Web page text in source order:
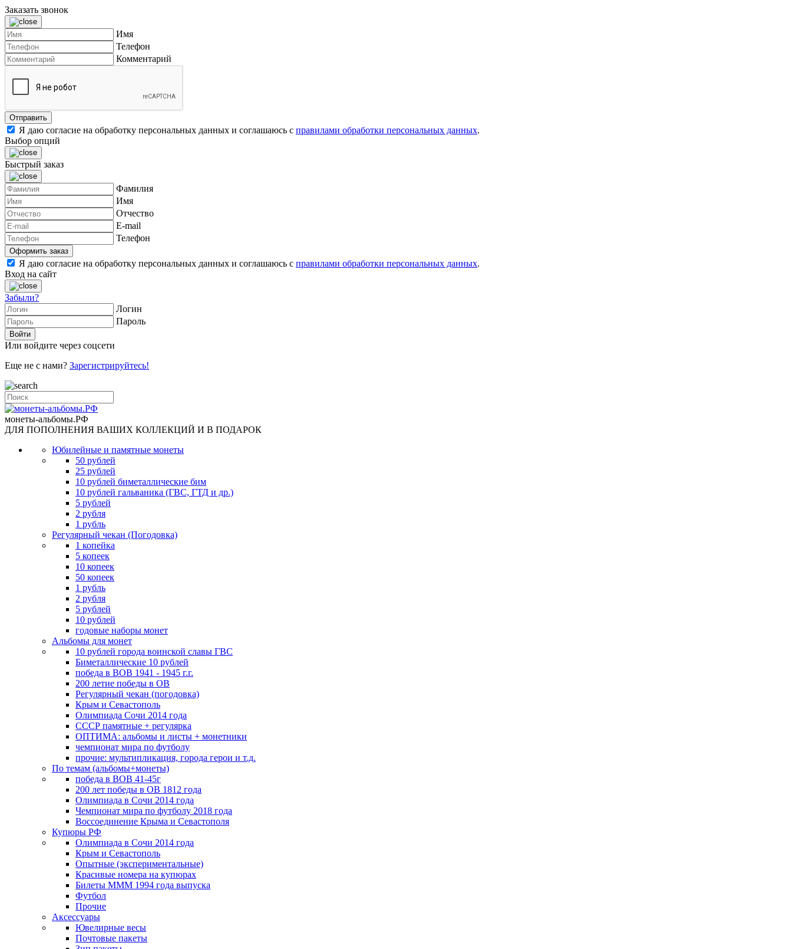
Заказать звонок
Имя
Телефон
Комментарий
Я даю согласие на обработку персональных данных и соглашаюсь с правилами обработки персональных данных.
Выбор опций
Быстрый заказ
Фамилия
Имя
Отчество
E-mail
Телефон
Я даю согласие на обработку персональных данных и соглашаюсь с правилами обработки персональных данных.
Вход на сайт
Забыли?
Логин
Пароль
Или войдите через соцсети
Еще не с нами? Зарегистрируйтесь!
монеты-альбомы.РФ
ДЛЯ ПОПОЛНЕНИЯ ВАШИХ КОЛЛЕКЦИЙ И В ПОДАРОК
Юбилейные и памятные монеты
50 рублей
25 рублей
10 рублей биметаллические бим
10 рублей гальваника (ГВС, ГТД и др.)
5 рублей
2 рубля
1 рубль
Регулярный чекан (Погодовка)
1 копейка
5 копеек
10 копеек
50 копеек
1 рубль
2 рубля
5 рублей
10 рублей
годовые наборы монет
Альбомы для монет
10 рублей города воинской славы ГВС
Биметаллические 10 рублей
победа в ВОВ 1941 - 1945 г.г.
200 летие победы в ОВ
Регулярный чекан (погодовка)
Крым и Севастополь
Олимпиада Сочи 2014 года
СССР памятные + регулярка
ОПТИМА: альбомы и листы + монетники
чемпионат мира по футболу
прочие: мультипликация, города герои и т.д.
По темам (альбомы+монеты)
победа в ВОВ 41-45г
200 лет победы в ОВ 1812 года
Олимпиада в Сочи 2014 года
Чемпионат мира по футболу 2018 года
Воссоединение Крыма и Севастополя
Купюры РФ
Олимпиада в Сочи 2014 года
Крым и Севастополь
Опытные (экспериментальные)
Красивые номера на купюрах
Билеты МММ 1994 года выпуска
Футбол
Прочие
Аксессуары
Ювелирные весы
Почтовые пакеты